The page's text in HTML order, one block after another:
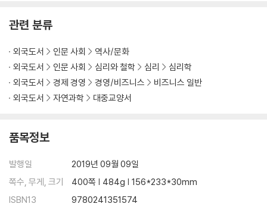
관련 분류
외국도서 인문 사회
역사/문화
외국도서
인문 사회 심리와 철학 심리
심리학
외국도서
경제 경영 경영/비즈니스
비즈니스 일반
외국도서
자연과학 대중교양서
품목정보
발행일
2019년 09월 09일
쪽수, 무게, 크기
400쪽 | 484g | 156*233*30mm
ISBN13
9780241351574